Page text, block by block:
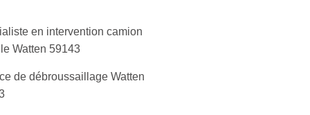
en intervention camion
Watten 59143
de débroussaillage Watten